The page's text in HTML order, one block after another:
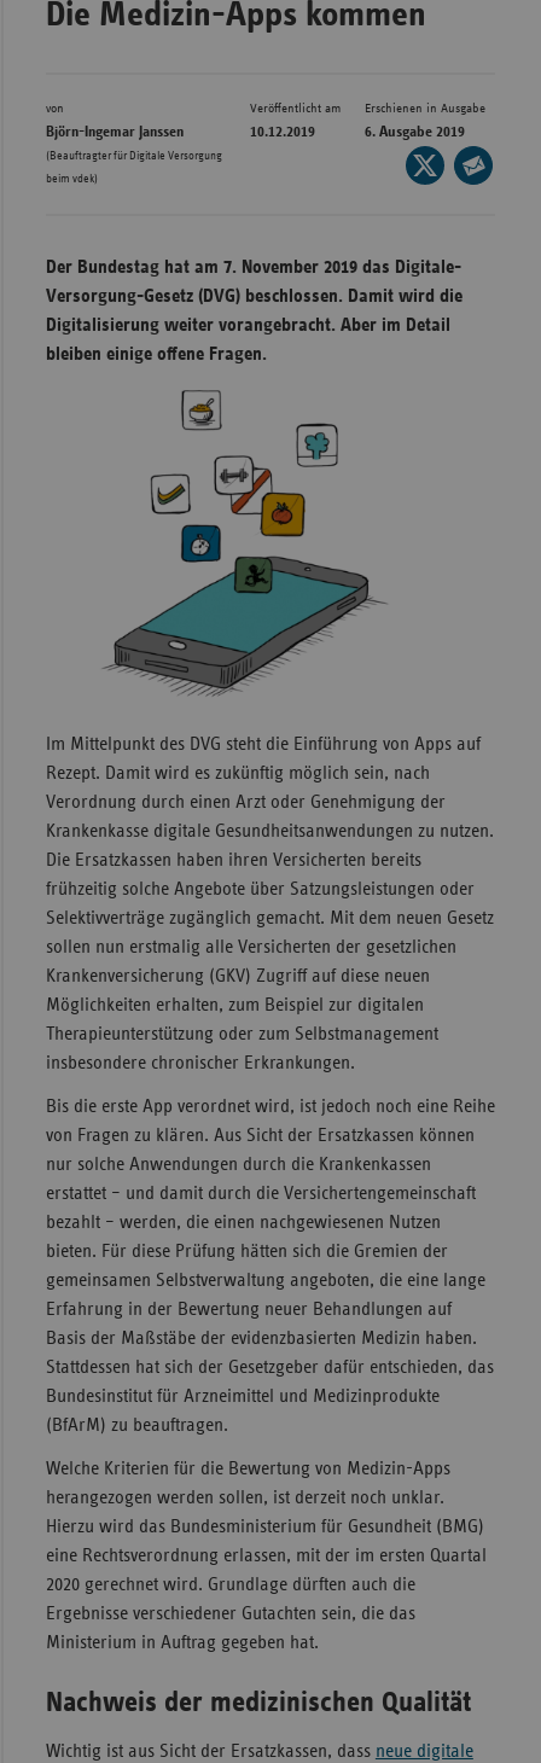
Die Medizin-Apps kommen
von
Björn-Ingemar Janssen
(Beauftragter für Digitale Versorgung
beim vdek)
Veröffentlicht am
10.12.2019
Erschienen in Ausgabe
6. Ausgabe 2019
Seite
auf
Der Bundestag hat am 7. November 2019 das Digitale-
Versorgung-Gesetz (DVG) beschlossen. Damit wird die
Digitalisierung weiter vorangebracht. Aber im Detail
bleiben einige offene Fragen.
Im Mittelpunkt des DVG steht die Einführung von Apps auf
Rezept. Damit wird es zukünftig möglich sein, nach
Verordnung durch einen Arzt oder Genehmigung der
Krankenkasse digitale Gesundheitsanwendungen zu nutzen.
Die Ersatzkassen haben ihren Versicherten bereits
frühzeitig solche Angebote über Satzungsleistungen oder
Selektivverträge zugänglich gemacht. Mit dem neuen Gesetz
sollen nun erstmalig alle Versicherten der gesetzlichen
Krankenversicherung (GKV) Zugriff auf diese neuen
Möglichkeiten erhalten, zum Beispiel zur digitalen
Therapieunterstützung oder zum Selbstmanagement
insbesondere chronischer Erkrankungen.
Bis die erste App verordnet wird, ist jedoch noch eine Reihe
von Fragen zu klären. Aus Sicht der Ersatzkassen können
nur solche Anwendungen durch die Krankenkassen
erstattet – und damit durch die Versichertengemeinschaft
bezahlt – werden, die einen nachgewiesenen Nutzen
bieten. Für diese Prüfung hätten sich die Gremien der
gemeinsamen Selbstverwaltung angeboten, die eine lange
Erfahrung in der Bewertung neuer Behandlungen auf
Basis der Maßstäbe der evidenzbasierten Medizin haben.
Stattdessen hat sich der Gesetzgeber dafür entschieden, das
Bundesinstitut für Arzneimittel und Medizinprodukte
(BfArM) zu beauftragen.
Welche Kriterien für die Bewertung von Medizin-Apps
herangezogen werden sollen, ist derzeit noch unklar.
Hierzu wird das Bundesministerium für Gesundheit (BMG)
eine Rechtsverordnung erlassen, mit der im ersten Quartal
2020 gerechnet wird. Grundlage dürften auch die
Ergebnisse verschiedener Gutachten sein, die das
Ministerium in Auftrag gegeben hat.
Nachweis der medizinischen Qualität
Wichtig ist aus Sicht der Ersatzkassen, dass neue digitale